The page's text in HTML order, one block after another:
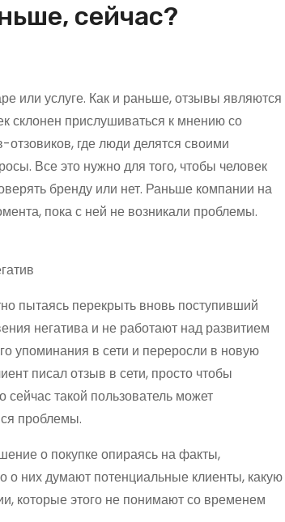
сейчас?
или услуге. Как и раньше, отзывы являются
склонен прислушиваться к мнению со
где люди делятся своими
Все это нужно для того, чтобы человек
бренду или нет. Раньше компании на
пока с ней не возникали проблемы.
пытаясь перекрыть вновь поступивший
негатива и не работают над развитием
упоминания в сети и переросли в новую
писал отзыв в сети, просто чтобы
такой пользователь может
проблемы.
о покупке опираясь на факты,
них думают потенциальные клиенты, какую
которые этого не понимают со временем